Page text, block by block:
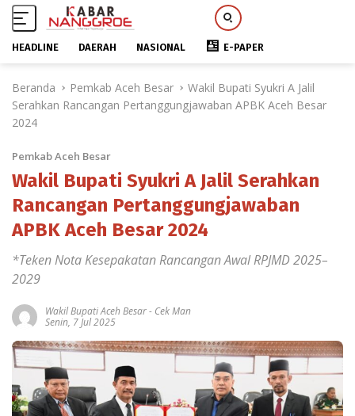
HEADLINE DAERAH NASIONAL E-PAPER
Beranda Pemkab Aceh Besar
Wakil Bupati Syukri A Jalil
Serahkan Rancangan Pertanggungjawaban APBK Aceh Besar
2024
Pemkab Aceh Besar
Wakil Bupati Syukri A Jalil Serahkan
Rancangan Pertanggungjawaban
APBK Aceh Besar 2024
*Teken Nota Kesepakatan Rancangan Awal RPJMD 2025–
2029
Wakil Bupati Aceh Besar- Cek Man
Senin, 7 Jul 2025